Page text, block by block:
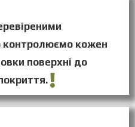
контролюємо кожен
поверхні до